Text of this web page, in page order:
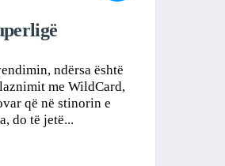
ndërsa është
me WildCard,
që në stinorin e
do të jetë...